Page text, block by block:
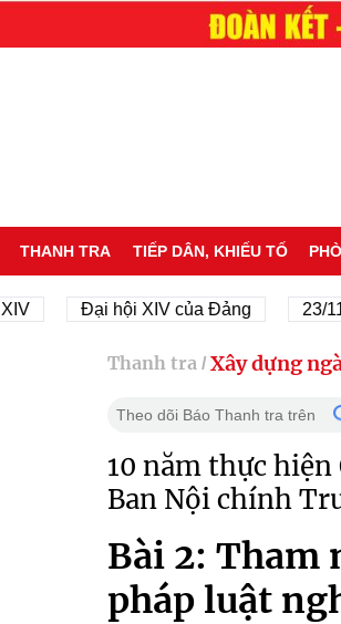
THANH TRA TIẾP DÂN, KHIẾU TỐ
Đại hội XIV của Đảng 23/11/1945 -
Thanh tra / Xây dựng
Theo dõi Báo Thanh tra trên
10 năm thực
Ban Nội chính
Bài 2: Tham
pháp luật